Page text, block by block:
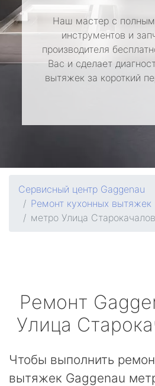
Наш мастер с
инструментов и
производителя
Вас и сделает
вытяжек за короткий
Сервисный центр Gaggenau
Ремонт кухонных вытяжек
метро Улица
Ремонт
Улица
Чтобы выполнить
вытяжек Gaggenau